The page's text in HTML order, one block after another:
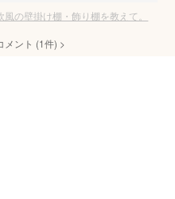
の壁掛け棚・飾り棚を教えて。
メント (1件) >